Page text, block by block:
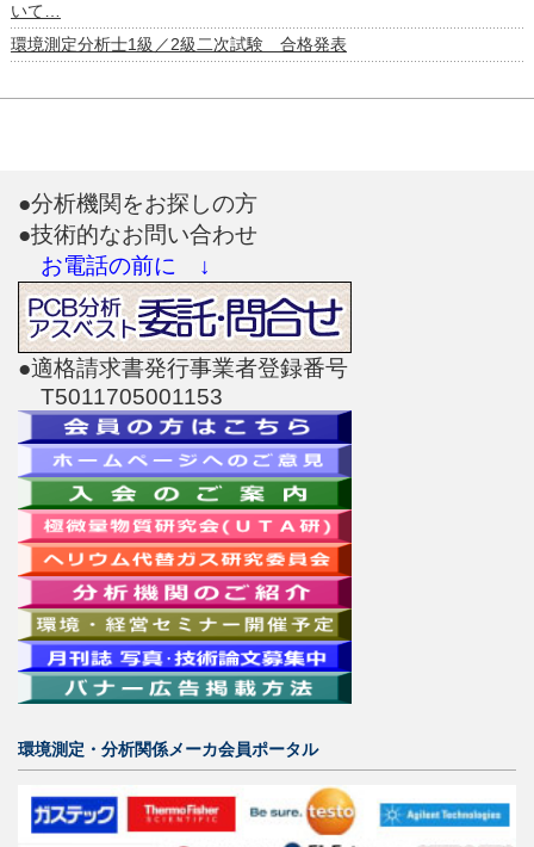
いて…
環境測定分析士1級／2級二次試験 合格発表
●分析機関をお探しの方
●技術的なお問い合わせ
お電話の前に ↓
●適格請求書発行事業者登録番号
T5011705001153
環境測定・分析関係メーカ会員ポータル